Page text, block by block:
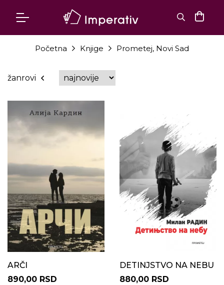
Početna Knjige Prometej, Novi Sad
žanrovi
ARČI
890,00 RSD
DETINJSTVO NA NEBU
880,00 RSD